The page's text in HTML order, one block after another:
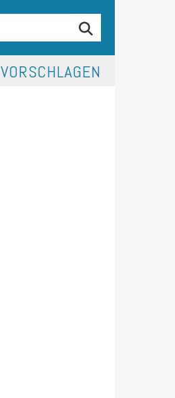
VORSCHLAGEN